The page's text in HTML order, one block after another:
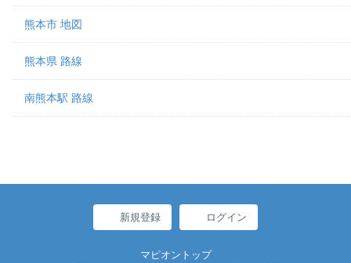
熊本市 地図
熊本県 路線
南熊本駅 路線
新規登録 ログイン
マピオントップ